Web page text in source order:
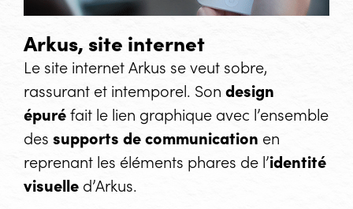
Arkus, site internet
Le site internet Arkus se veut sobre,
rassurant et intemporel. Son design
épuréfait le lien graphique avec l’ensemble
des supports de communication en
reprenant les éléments phares de l’identité
visuelle d’Arkus.